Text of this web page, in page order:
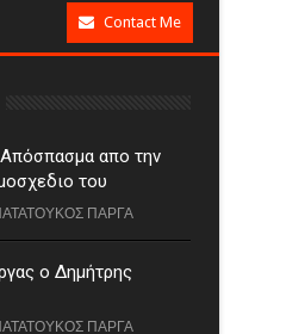
Contact Me
απο την
του
ΠΑΡΓΑ
ο Δημήτρης
ΠΑΡΓΑ